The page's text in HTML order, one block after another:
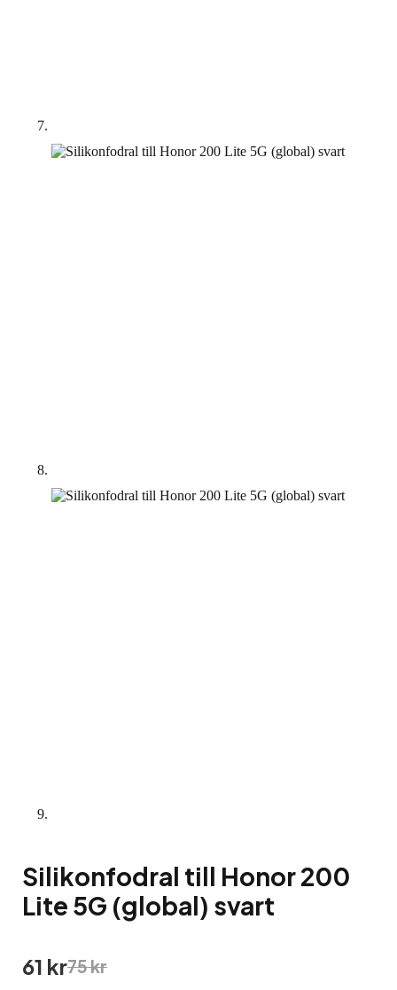
Silikonfodral till Honor 200
Lite 5G (global) svart
75kr
Det
ursprungliga
61 krDet
nuvarande